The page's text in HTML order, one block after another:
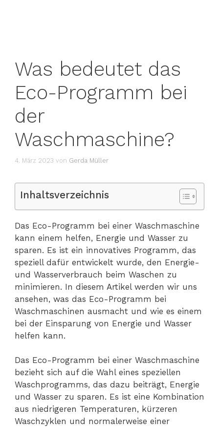
Was bedeutet das
Eco-Programm bei
der
Waschmaschine?
4. März 2023 von Gerda Müller
Inhaltsverzeichnis
Das Eco-Programm bei einer Waschmaschine
kann einem helfen, Energie und Wasser zu
sparen. Es ist ein innovatives Programm, das
speziell dafür entwickelt wurde, den Energie-
und Wasserverbrauch beim Waschen zu
minimieren. In diesem Artikel werden wir uns
ansehen, was das Eco-Programm bei
Waschmaschinen ausmacht und wie es einem
bei der Einsparung von Energie und Wasser
helfen kann.
Das Eco-Programm bei einer Waschmaschine
bezieht sich auf die Wahl eines speziellen
Waschprogramms, das dazu beiträgt, Energie
und Wasser zu sparen. Es ist eine Kombination
aus niedrigeren Temperaturen, kürzeren
Waschzyklen und normalerweise einer